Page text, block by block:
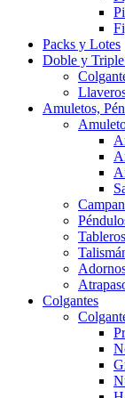
Packs y Lotes
Doble y
Amuletos,
Colgantes